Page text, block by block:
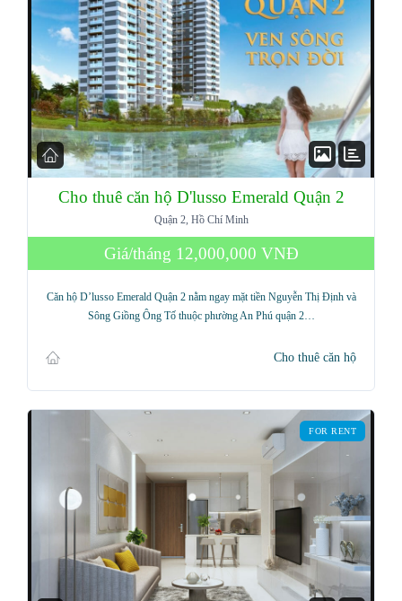
Cho thuê căn hộ D'lusso Emerald Quận 2
Quận 2, Hồ Chí Minh
Giá/tháng 12,000,000 VNĐ
Căn hộ D’lusso Emerald Quận 2 nằm ngay mặt tiền Nguyễn Thị Định và
Sông Giồng Ông Tố thuộc phường An Phú quận 2…
Cho thuê căn hộ
FOR RENT
Log in
Username
Password
Lost your password?